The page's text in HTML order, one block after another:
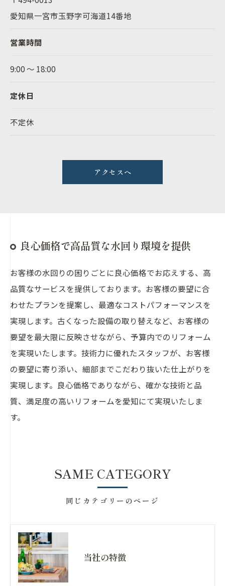
愛知県一宮市玉野字可海道14番地
営業時間
9:00 ～ 18:00
定休日
不定休
アクセスへ
良心価格で高品質な水回り環境を提供
お客様の水回りの困りごとに良心価格でお応えする、高
品質なサービスを提供しております。お客様の要望に合
わせたプランを提案し、最適なコストパフォーマンスを
実現します。古くなった設備の取り替えなど、お客様の
要望を最大限に反映させながら、予算内でのリフォーム
を実現いたします。技術力に優れたスタッフが、お客様
の要望に寄り添い、細部までこだわり抜いた仕上がりを
実現します。良心価格でありながら、確かな技術と品
質、満足度の高いリフォームを愛知にて実現いたしま
す。
同じカテゴリーのページ
SAME CATEGORY
当社の特徴